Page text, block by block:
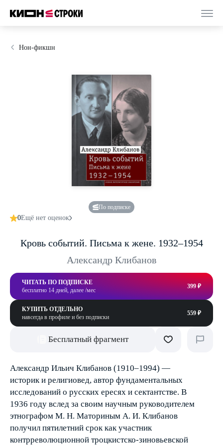
Нон-фикшн
По подписке
0Ещё нет оценок
Кровь событий. Письма к жене. 1932–1954
Александр Клибанов
ЧИТАТЬ ПО ПОДПИСКЕ
бесплатно 14 дней, далее /мес
399 ₽
КУПИТЬ ОТДЕЛЬНО
навсегда в профиле и без подписки
559 ₽
Бесплатный фрагмент
Александр Ильич Клибанов (1910–1994) —
историк и религиовед, автор фундаментальных
исследований о русских ересях и сектантстве. В
1936 году вслед за своим научным руководителем
этнографом М. Н. Маториным А. И. Клибанов
получил пятилетний срок как участник
контрреволюционной троцкистско-зиновьевской